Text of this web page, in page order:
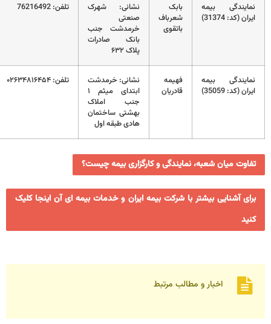
نمایندگی بیمه
ایران (کد: 31374)
بابک
شعرباف
باتقوی
نشانی: شهرک
صنعتی
خرمدشت جنب
بانک صادرات
پلاک ۶۳۲
تلفن: 76216492
نمایندگی بیمه
ایران (کد: 35059)
فهیمه
قادریان
نشانی: خرمدشت
جنب املاک
بهشتی ساختمان
هادی طبقه اول
تلفن: ۰۲۶۳۴۸۱۶۴۵۴
تفاوت میان شعبه، نمایندگی و کارگزاری بیمه چیست؟
برای آشنایی بیشتر با شرکت بیمه ایران و خدمات بیمه ای آن اینجا کلیک
کنید
اخبار و مطالب مرتبط